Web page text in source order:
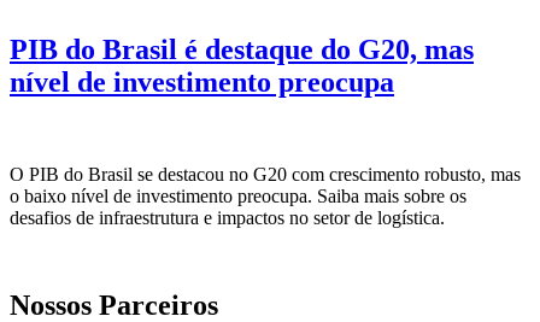
PIB do Brasil é destaque do G20, mas
nível de investimento preocupa
O PIB do Brasil se destacou no G20 com crescimento robusto, mas
o baixo nível de investimento preocupa. Saiba mais sobre os
desafios de infraestrutura e impactos no setor de logística.
Nossos Parceiros